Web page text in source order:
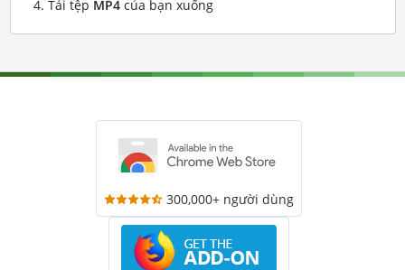
Tải tệp MP4của bạn xuống
300,000+ người dùng